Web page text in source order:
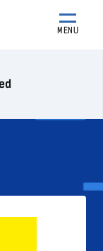
MENU